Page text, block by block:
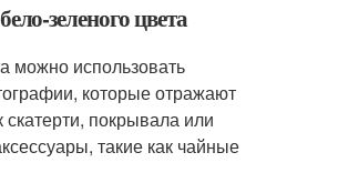
зеленого цвета
можно использовать
которые отражают
покрывала или
такие как чайные